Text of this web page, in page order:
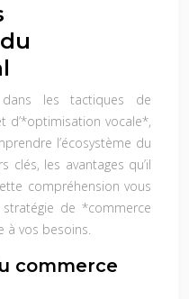
les tactiques de
d’*optimisation vocale*,
l’écosystème du
clés, les avantages qu’il
compréhension vous
de *commerce
à vos besoins.
commerce